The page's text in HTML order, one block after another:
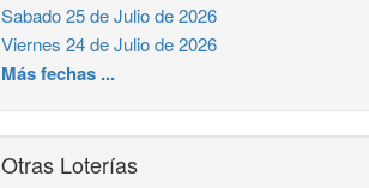
Sabado 25 de Julio de 2026
Viernes 24 de Julio de 2026
Más fechas ...
Otras Loterías